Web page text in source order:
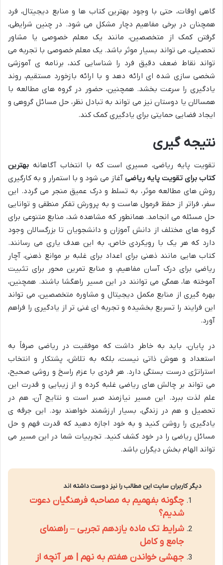
گاهی اوقات، حتی با وجود بهترین کتاب ها و منابع دیجیتال، فرد
همچنان در برخی مفاهیم دچار مشکل می شود. در چنین شرایطی،
گرفتن کمک از متخصصین، مانند یک معلم خصوصی یا مشاور
تحصیلی، می تواند بسیار موثر باشد. یک معلم خصوصی با تجربه می
تواند نقاط ضعف دقیق فرد را شناسایی کند، برنامه ی آموزشی
شخصی سازی شده ای ارائه دهد و با ارائه بازخورد مستقیم، روند
یادگیری را سرعت بخشد. همچنین، حضور در گروه های مطالعه با
همسالان یا دوستان نیز می تواند به تبادل نظر، حل مسائل گروهی و
ایجاد فضایی حمایتی برای یادگیری کمک کند.
نتیجه گیری
تقویت پایه ریاضی، مسیری است که با انتخاب آگاهانه بهترین
کتاب برای تقویت پایه ریاضی آغاز می شود و با استمرار و به کارگیری
روش های مطالعه موثر، به تسلط و درک عمیق منجر می گردد. این
سفر، فراتر از حفظ فرمول هاست و به پرورش تفکر منطقی و توانایی
حل مسئله می انجامد. همانطور که مشاهده شد، منابع متنوعی برای
گروه های مختلف از دانش آموزان و دانشجویان تا بزرگسالان وجود
دارد که هر یک با رویکردی خاص، به این هدف یاری می رسانند.
کتاب هایی مانند ذهنی برای اعداد برای غلبه بر موانع ذهنی، آچار
ریاضی برای درک آسان مفاهیم، و منابع تمرین محور برای تثبیت
آموخته ها، همگی می توانند در این مسیر راهگشا باشند. همچنین،
بهره گیری از منابع مکمل دیجیتال و مشاوره متخصصین، می تواند
این فرایند را تسریع بخشیده و تجربه ای غنی تر از یادگیری را فراهم
آورد.
در پایان، باید به خاطر داشت که موفقیت در ریاضی صرفاً به
استعداد و هوش ذاتی نیست، بلکه به تلاش، پشتکار و انتخاب
استراتژی درست بستگی دارد. هر فردی با عزم راسخ و روشی صحیح،
می تواند بر چالش های ریاضی غلبه کرده و از زیبایی و قدرت این
علم لذت ببرد. این مسیر نیازمند صبر است و نتایج آن، هم در
تحصیل و هم در زندگی، بسیار ارزشمند خواهند بود. این جرقه ی
یادگیری را روشن کنید و به خود اجازه دهید که قدرت فهم و حل
مسائل ریاضی را در خود کشف کنید. تجربیات شما در این مسیر می
تواند الهام بخش دیگران باشد.
دیگر کاربران سایت این مطالب را نیز دوست داشته اند
چگونه بفهمیم به مصاحبه فرهنگیان دعوت
شدیم؟
شرایط تک ماده یازدهم تجربی – راهنمای
جامع و کامل
جهشی خواندن هفتم به نهم | هر آنچه از